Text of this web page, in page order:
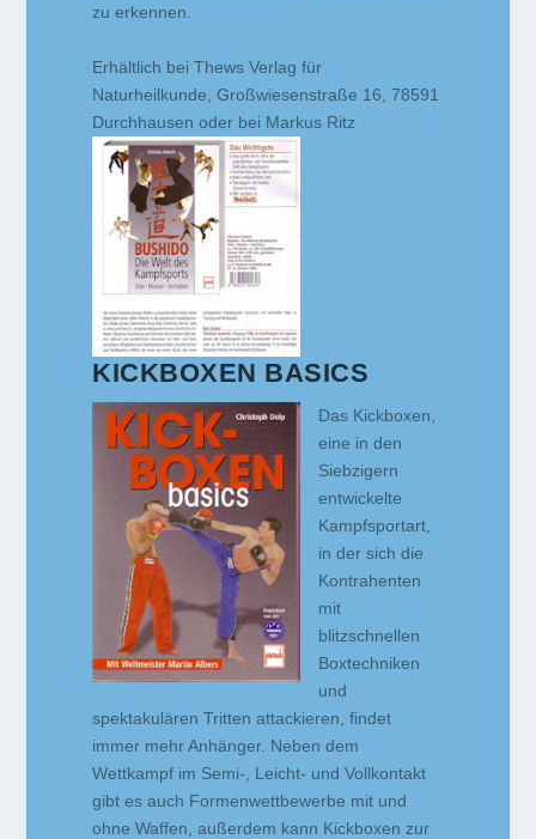
zu erkennen.
Erhältlich bei Thews Verlag für
Naturheilkunde, Großwiesenstraße 16, 78591
Durchhausen oder bei Markus Ritz
KICKBOXEN BASICS
Das Kickboxen,
eine in den
Siebzigern
entwickelte
Kampfsportart,
in der sich die
Kontrahenten
mit
blitzschnellen
Boxtechniken
und
spektakulären Tritten attackieren, findet
immer mehr Anhänger. Neben dem
Wettkampf im Semi-, Leicht- und Vollkontakt
gibt es auch Formenwettbewerbe mit und
ohne Waffen, außerdem kann Kickboxen zur